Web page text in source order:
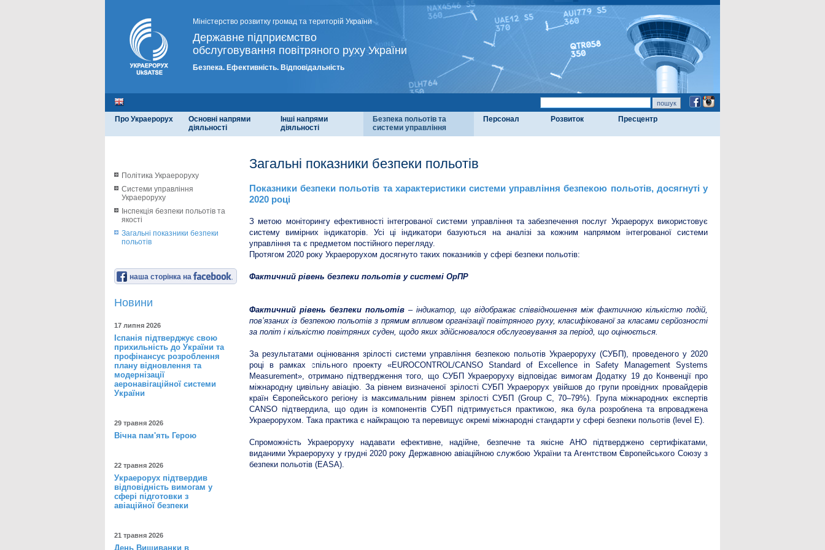
Міністерство розвитку громад та територій України
Державне підприємство
обслуговування повітряного руху України
Безпека. Ефективність. Відповідальність
Про Украерорух
Основні напрями
діяльності
Інші напрями
діяльності
Безпека польотів та
системи управління
Персонал Розвиток Пресцентр
Політика Украероруху
Системи управління
Украероруху
Інспекція безпеки польотів та
якості
Загальні показники безпеки
польотів
наша сторінка на
Новини
17 липня 2026
Іспанія підтверджує свою
прихильність до України та
профінансує розроблення
плану відновлення та
модернізації
аеронавігаційної системи
України
29 травня 2026
Вічна пам'ять Герою
22 травня 2026
Украерорух підтвердив
відповідність вимогам у
сфері підготовки з
авіаційної безпеки
21 травня 2026
День Вишиванки в
Загальні показники безпеки польотів
Показники безпеки польотів та характеристики системи управління безпекою польотів, досягнуті у
2020 році
З метою моніторингу ефективності інтегрованої системи управління та забезпечення послуг Украерорух використовує
систему вимірних індикаторів. Усі ці індикатори базуються на аналізі за кожним напрямом інтегрованої системи
управління та є предметом постійного перегляду.
Протягом 2020 року Украерорухом досягнуто таких показників у сфері безпеки польотів:
Фактичний рівень безпеки польотів у системі ОрПР
Фактичний рівень безпеки польотів– індикатор, що відображає співвідношення між фактичною кількістю подій,
пов’язаних із безпекою польотів з прямим впливом організації повітряного руху, класифікованої за класами серйозності
за політ і кількістю повітряних суден, щодо яких здійснювалося обслуговування за період, що оцінюється.
За результатами оцінювання зрілості системи управління безпекою польотів Украероруху (СУБП), проведеного у 2020
році в рамках спільного проекту «EUROCONTROL/CANSO Standard of Excellence in Safety Management Systems
Measurement», отримано підтвердження того, що СУБП Украероруху відповідає вимогам Додатку 19 до Конвенції про
міжнародну цивільну авіацію. За рівнем визначеної зрілості СУБП Украерорух увійшов до групи провідних провайдерів
країн Європейського регіону із максимальним рівнем зрілості СУБП (Group C, 70–79%). Група міжнародних експертів
CANSO підтвердила, що один із компонентів СУБП підтримується практикою, яка була розроблена та впроваджена
Украерорухом. Така практика є найкращою та перевищує окремі міжнародні стандарти у сфері безпеки польотів (level E).
Спроможність Украероруху надавати ефективне, надійне, безпечне та якісне АНО підтверджено сертифікатами,
виданими Украероруху у грудні 2020 року Державною авіаційною службою України та Агентством Європейського Союзу з
безпеки польотів (EASA).